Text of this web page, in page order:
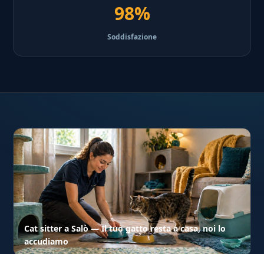
98%
Soddisfazione
Cat sitter a Salò — Il tuo gatto resta a casa, noi lo
accudiamo